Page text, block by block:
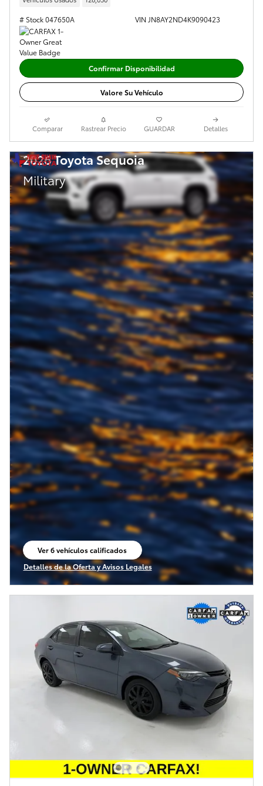
# Stock 047650A VIN JN8AY2ND4K9090423
Confirmar Disponibilidad
Valore Su Vehículo
Comparar Rastrear Precio GUARDAR Detalles
2026 Toyota Sequoia
Military
Ver 6 vehículos calificados
Detalles de la Oferta y Avisos Legales
Open Incentive Modal